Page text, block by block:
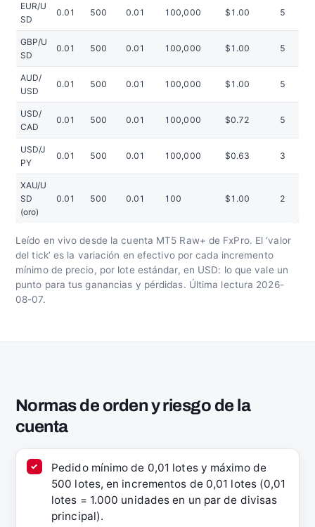
EUR/U
SD
0.01 500 0.01 100,000 $1.00 5
GBP/U
SD
0.01 500 0.01 100,000 $1.00 5
AUD/
USD
0.01 500 0.01 100,000 $1.00 5
USD/
CAD
0.01 500 0.01 100,000 $0.72 5
USD/J
PY
0.01 500 0.01 100,000 $0.63 3
XAU/U
SD
(oro)
0.01 500 0.01 100 $1.00 2
Leído en vivo desde la cuenta MT5 Raw+ de FxPro. El ‘valor
del tick’ es la variación en efectivo por cada incremento
mínimo de precio, por lote estándar, en USD: lo que vale un
punto para tus ganancias y pérdidas. Última lectura 2026-
08-07.
Normas de orden y riesgo de la
cuenta
Pedido mínimo de 0,01 lotes y máximo de
500 lotes, en incrementos de 0,01 lotes (0,01
lotes = 1.000 unidades en un par de divisas
principal).